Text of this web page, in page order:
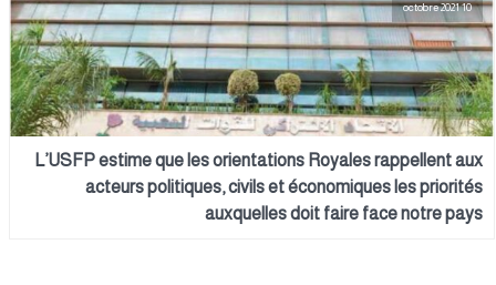
10 octobre 2021
L’USFP estime que les orientations Royales rappellent aux
acteurs politiques, civils et économiques les priorités
auxquelles doit faire face notre pays